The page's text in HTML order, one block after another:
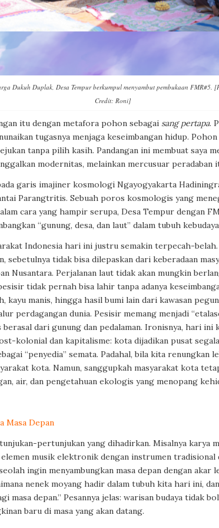
Dukuh Duplak, Desa Tempur berkumpul menyambut pembukaan FMR#5.
Credit: Roni]
itu dengan metafora pohon sebagai sang pertapa.
tugasnya menjaga keseimbangan hidup.
tanpa pilih kasih. Pandangan ini membuat saya
modernitas, melainkan mercusuar peradaban
garis imajiner kosmologi Ngayogyakarta
Parangtritis. Sebuah poros kosmologis yang
cara yang hampir serupa, Desa Tempur dengan
“gunung, desa, dan laut” dalam tubuh
Indonesia hari ini justru semakin terpecah-
sebetulnya tidak bisa dilepaskan dari keberadaan
Nusantara. Perjalanan laut tidak akan mungkin
tidak pernah bisa lahir tanpa adanya
kayu manis, hingga hasil bumi lain dari kawasan
perdagangan dunia. Pesisir memang menjadi
dari gunung dan pedalaman. Ironisnya, hari ini
kolonial dan kapitalisme: kota dijadikan pusat
“penyedia” semata. Padahal, bila kita renungkan
kota. Namun, sanggupkah masyarakat kota
air, dan pengetahuan ekologis yang menopang
Masa Depan
pertunjukan yang dihadirkan. Misalnya karya
musik elektronik dengan instrumen tradisional
ingin menyambungkan masa depan dengan akar
nenek moyang hadir dalam tubuh kita hari ini,
masa depan.” Pesannya jelas: warisan budaya tidak
baru di masa yang akan datang.